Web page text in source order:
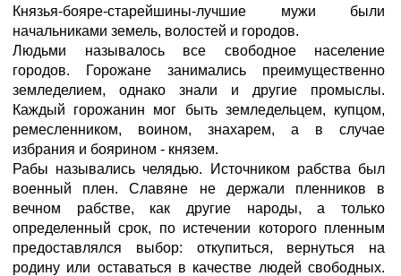
Князья-бояре-старейшины-лучшие мужи были
начальниками земель, волостей и городов.
Людьми называлось все свободное население
городов. Горожане занимались преимущественно
земледелием, однако знали и другие промыслы.
Каждый горожанин мог быть земледельцем, купцом,
ремесленником, воином, знахарем, а в случае
избрания и боярином - князем.
Рабы назывались челядью. Источником рабства был
военный плен. Славяне не держали пленников в
вечном рабстве, как другие народы, а только
определенный срок, по истечении которого пленным
предоставлялся выбор: откупиться, вернуться на
родину или оставаться в качестве людей свободных.